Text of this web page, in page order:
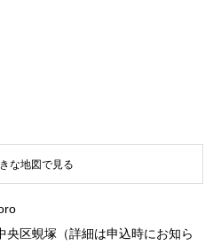
区蜆塚（詳細は申込時にお知ら
な地図で見る